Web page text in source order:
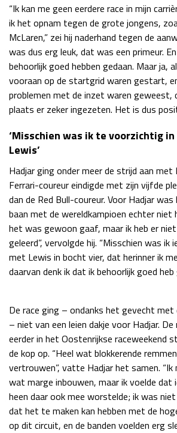
Kwalificatie
Race
“Ik kan me geen eerdere race in mijn
ik het opnam tegen de grote jongens,
McLaren,” zei hij naderhand tegen de
was dus erg leuk, dat was een primeur.
behoorlijk goed hebben gedaan. Maar ja,
vooraan op de startgrid waren gestart,
problemen met de inzet waren geweest,
plaats er zeker ingezeten. Het is dus
‘Misschien was ik te voorzichtig
Lewis’
Hadjar ging onder meer de strijd aan
Ferrari-coureur eindigde met zijn vijfde
dan de Red Bull-coureur. Voor Hadjar
baan met de wereldkampioen echter niet
het was gewoon gaaf, maar ik heb er
geleerd”, vervolgde hij. “Misschien was
met Lewis in bocht vier, dat herinner ik
daarvan denk ik dat ik behoorlijk goed heb
De race ging – ondanks het gevecht
– niet van een leien dakje voor Hadjar.
eerder in het Oostenrijkse raceweekend
de kop op. “Heel wat blokkerende
vertrouwen”, vatte Hadjar het samen.
wat marge inbouwen, maar ik voelde dat
heen daar ook mee worstelde; ik was
dat het te maken kan hebben met de
op dit circuit, en de banden voelden erg